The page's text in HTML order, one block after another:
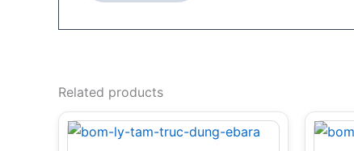
Related products